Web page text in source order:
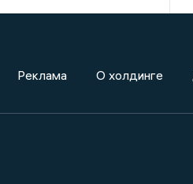
Реклама О холдинге